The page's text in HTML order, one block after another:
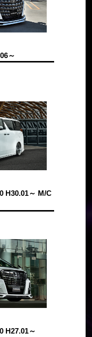
～
H30.01～ M/C
H27.01～